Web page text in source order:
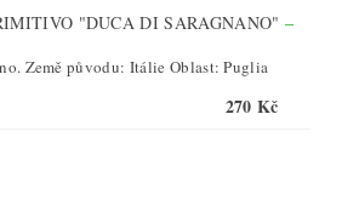
"DUCA DI SARAGNANO" –
Země původu: Itálie Oblast: Puglia
270 Kč